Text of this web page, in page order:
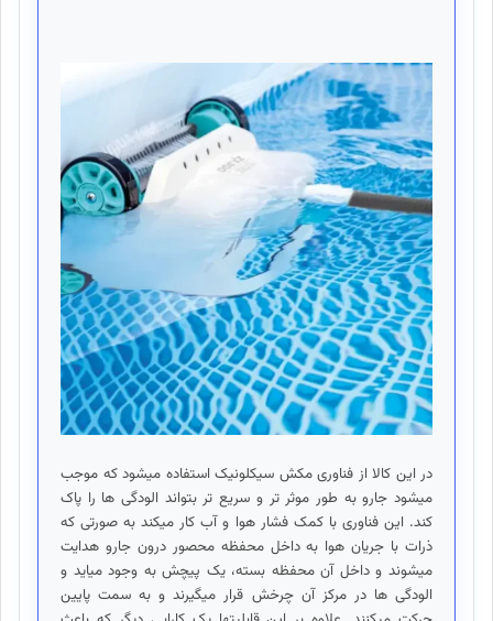
در این کالا از فناوری مکش سیکلونیک استفاده میشود که موجب
میشود جارو به طور موثر تر و سریع تر بتواند الودگی ها را پاک
کند. این فناوری با کمک فشار هوا و آب کار میکند به صورتی که
ذرات با جریان هوا به داخل محفظه محصور درون جارو هدایت
میشوند و داخل آن محفظه بسته، یک پیچش به وجود میاید و
الودگی ها در مرکز آن چرخش قرار میگیرند و به سمت پایین